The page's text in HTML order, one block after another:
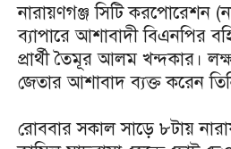
নারায়ণগঞ্জ সিটি করপোরেশন
ব্যাপারে আশাবাদী বিএনপির
প্রার্থী তৈমূর আলম খন্দকার।
জেতার আশাবাদ ব্যক্ত করেন
রোববার সকাল সাড়ে ৮টায়